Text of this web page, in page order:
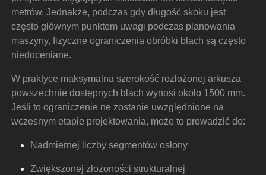
metrów. Jednakże, podczas gdy długość skoku jest
często głównym punktem uwagi podczas planowania
maszyny, fizyczne ograniczenia obróbki blach są często
niedoceniane.
W praktyce maksymalna szerokość rozłożonej arkusza
powszechnie dostępnych blach wynosi około 1500 mm.
Jeśli to ograniczenie ne zostanie uwzględnione na
wczesnym etapie projektowania, może to prowadzić do:
Nadmiernej liczby segmentów osłony
Zwiększonej złożoności strukturalnej